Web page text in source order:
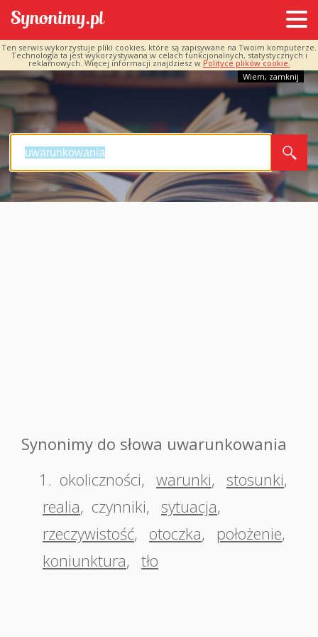
Ten serwis wykorzystuje pliki cookies, które są zapisywane na Twoim komputerze.
Technologia ta jest wykorzystywana w celach funkcjonalnych, statystycznych i
reklamowych. Więcej informacji znajdziesz w Polityce plików cookie.
Wiem, zamknij
Synonimy do słowa uwarunkowania
1. okoliczności, warunki, stosunki,
realia, czynniki, sytuacja,
rzeczywistość, otoczka, położenie,
koniunktura, tło